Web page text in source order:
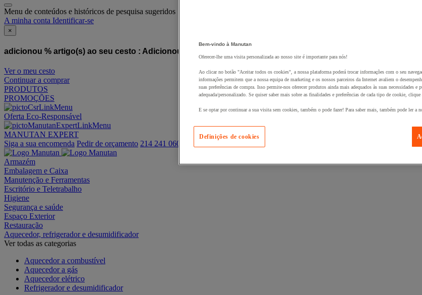
Menu de conteúdos e históricos de pesquisa sugeridos
A minha conta Identificar-se
×
adicionou % artigo(s) ao seu cesto : Adicionou este artigo ao seu cesto :
Ver o meu cesto
Continuar a comprar
PRODUTOS
PROMOÇÕES
Oferta Eco-Responsável
MANUTAN EXPERT
Siga a sua encomenda Pedir de orçamento 214 241 060
Armazém
Embalagem e Caixa
Manutenção e Ferramentas
Escritório e Teletrabalho
Higiene
Segurança e saúde
Espaço Exterior
Restauração
Aquecedor, refrigerador e desumidificador
Ver todas as categorias
Aquecedor a combustível
Aquecedor a gás
Aquecedor elétrico
Refrigerador e desumidificador
Bem-vindo à Manutan
Oferecer-lhe uma visita personalizada ao nosso site é importante para nós!
Ao clicar no botão "Aceitar todos os cookies", a nossa plataforma poderá trocar informações com o seu
informações permitem que a nossa equipa de marketing e os nossos parceiros da Internet avaliem o
suas preferências de compra. Isso permite-nos oferecer produtos ainda mais adequados às suas necessidades e
adequada/personalizado. Se quiser saber mais sobre as finalidades e preferências de cada tipo de cookie,
E se optar por continuar a sua visita sem cookies, também o pode fazer! Para saber mais, também pode ler a
Definições de cookies